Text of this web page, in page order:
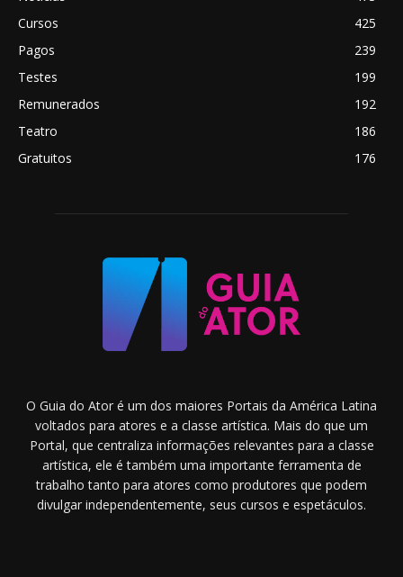
Cursos
425
Pagos
239
Testes
199
Remunerados
192
Teatro
186
Gratuitos
176
O Guia do Ator é um dos maiores Portais da América Latina
voltados para atores e a classe artística. Mais do que um
Portal, que centraliza informações relevantes para a classe
artística, ele é também uma importante ferramenta de
trabalho tanto para atores como produtores que podem
divulgar independentemente, seus cursos e espetáculos.